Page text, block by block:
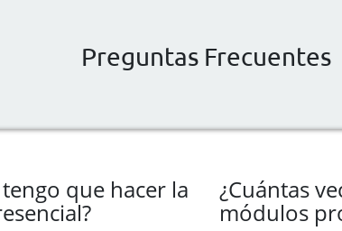
Preguntas Frecuentes
que hacer la ¿Cuántas
módulos